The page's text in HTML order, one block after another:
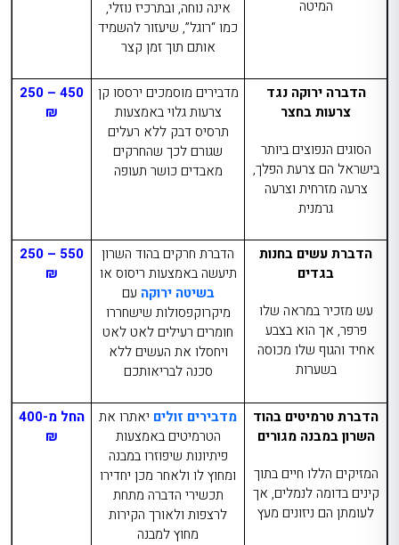
המיטה
אינה נוחה, ובתרכיז נוזלי,
כמו “רוגל”, שיעזור להשמיד
אותם תוך זמן קצר
הדברה ירוקה נגד
צרעות בחצר
הסוגים הנפוצים ביותר
בישראל הם צרעת הפלך,
צרעה מזרחית וצרעה
גרמנית
מדבירים מוסמכים ירססו קן
צרעות גלוי באמצעות
תרסיס דבק ללא רעלים
שגורם לכך שהחרקים
מאבדים כושר תעופה
450 – 250
₪
הדברת עשים בחנות
בגדים
עש מזכיר במראה שלו
פרפר, אך הוא בצבע
אחיד והגוף שלו מכוסה
בשערות
הדברת חרקים בהוד השרון
תיעשה באמצעות ריסוס או
בשיטה ירוקה עם
מיקרוקפסולות שישחררו
חומרים רעילים לאט לאט
ויחסלו את העשים ללא
סכנה לבריאותכם
550 – 250
₪
הדברת טרמיטים בהוד
השרון במבנה מגורים
המזיקים הללו חיים בתוך
קינים בדומה לנמלים, אך
לעומתן הם ניזונים מעץ
מדבירים זולים יאתרו את
הטרמיטים באמצעות
פיתיונות שיפוזרו במבנה
ומחוץ לו ולאחר מכן יחדירו
תכשירי הדברה מתחת
לרצפות ולאורך הקירות
מחוץ למבנה
החל מ-400
₪